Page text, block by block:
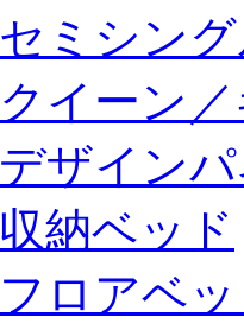
セミシン
クイーン
デザイン
収納ベッド
フロアベ